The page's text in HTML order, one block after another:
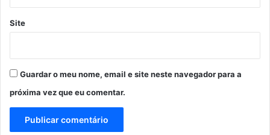
Site
Guardar o meu nome, email e site neste navegador para a
próxima vez que eu comentar.